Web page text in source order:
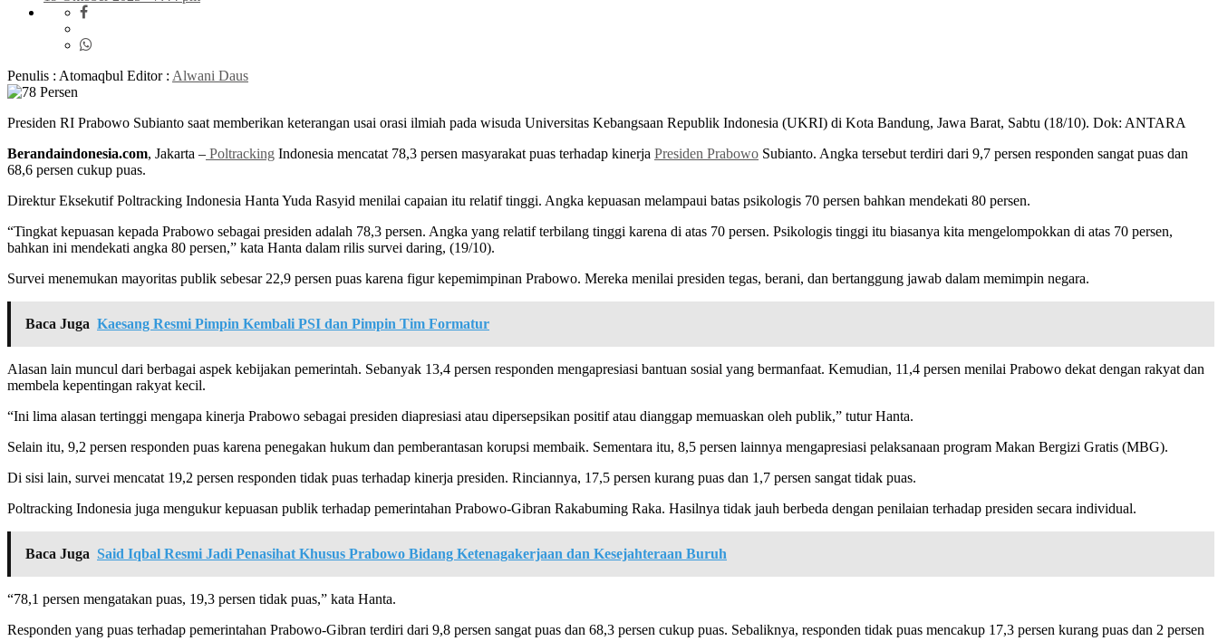
Penulis : Atomaqbul Editor : Alwani Daus
Presiden RI Prabowo Subianto saat memberikan keterangan usai orasi ilmiah pada wisuda Universitas Kebangsaan Republik Indonesia (UKRI) di Kota Bandung, Jawa Barat, Sabtu (18/10). Dok: ANTARA
Berandaindonesia.com, Jakarta – Poltracking Indonesia mencatat 78,3 persen masyarakat puas terhadap kinerja Presiden Prabowo Subianto. Angka tersebut terdiri dari 9,7 persen responden sangat puas dan
68,6 persen cukup puas.
Direktur Eksekutif Poltracking Indonesia Hanta Yuda Rasyid menilai capaian itu relatif tinggi. Angka kepuasan melampaui batas psikologis 70 persen bahkan mendekati 80 persen.
“Tingkat kepuasan kepada Prabowo sebagai presiden adalah 78,3 persen. Angka yang relatif terbilang tinggi karena di atas 70 persen. Psikologis tinggi itu biasanya kita mengelompokkan di atas 70 persen,
bahkan ini mendekati angka 80 persen,” kata Hanta dalam rilis survei daring, (19/10).
Survei menemukan mayoritas publik sebesar 22,9 persen puas karena figur kepemimpinan Prabowo. Mereka menilai presiden tegas, berani, dan bertanggung jawab dalam memimpin negara.
Baca Juga Kaesang Resmi Pimpin Kembali PSI dan Pimpin Tim Formatur
Alasan lain muncul dari berbagai aspek kebijakan pemerintah. Sebanyak 13,4 persen responden mengapresiasi bantuan sosial yang bermanfaat. Kemudian, 11,4 persen menilai Prabowo dekat dengan rakyat dan
membela kepentingan rakyat kecil.
“Ini lima alasan tertinggi mengapa kinerja Prabowo sebagai presiden diapresiasi atau dipersepsikan positif atau dianggap memuaskan oleh publik,” tutur Hanta.
Selain itu, 9,2 persen responden puas karena penegakan hukum dan pemberantasan korupsi membaik. Sementara itu, 8,5 persen lainnya mengapresiasi pelaksanaan program Makan Bergizi Gratis (MBG).
Di sisi lain, survei mencatat 19,2 persen responden tidak puas terhadap kinerja presiden. Rinciannya, 17,5 persen kurang puas dan 1,7 persen sangat tidak puas.
Poltracking Indonesia juga mengukur kepuasan publik terhadap pemerintahan Prabowo-Gibran Rakabuming Raka. Hasilnya tidak jauh berbeda dengan penilaian terhadap presiden secara individual.
Baca Juga Said Iqbal Resmi Jadi Penasihat Khusus Prabowo Bidang Ketenagakerjaan dan Kesejahteraan Buruh
“78,1 persen mengatakan puas, 19,3 persen tidak puas,” kata Hanta.
Responden yang puas terhadap pemerintahan Prabowo-Gibran terdiri dari 9,8 persen sangat puas dan 68,3 persen cukup puas. Sebaliknya, responden tidak puas mencakup 17,3 persen kurang puas dan 2 persen